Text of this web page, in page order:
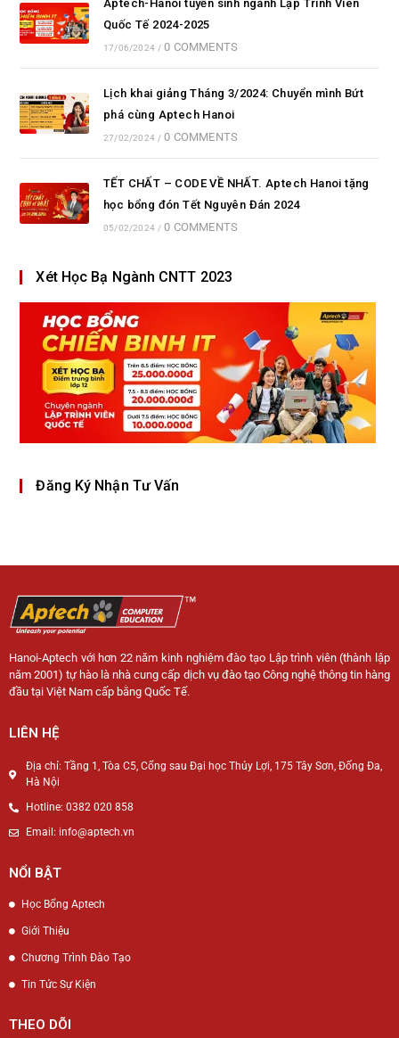
Aptech-Hanoi tuyển sinh ngành Lập Trình Viên
Quốc Tế 2024-2025
17/06/2024 / 0 COMMENTS
Lịch khai giảng Tháng 3/2024: Chuyển mình Bứt
phá cùng Aptech Hanoi
27/02/2024 / 0 COMMENTS
TẾT CHẤT – CODE VỀ NHẤT. Aptech Hanoi tặng
học bổng đón Tết Nguyên Đán 2024
05/02/2024 / 0 COMMENTS
Xét Học Bạ Ngành CNTT 2023
Đăng Ký Nhận Tư Vấn
Hanoi-Aptech với hơn 22 năm kinh nghiệm đào tạo Lập trình viên (thành lập
năm 2001) tự hào là nhà cung cấp dịch vụ đào tạo Công nghệ thông tin hàng
đầu tại Việt Nam cấp bằng Quốc Tế.
LIÊN HỆ
Địa chỉ: Tầng 1, Tòa C5, Cổng sau Đại học Thủy Lợi, 175 Tây Sơn, Đống Đa,
Hà Nội
Hotline: 0382 020 858
Email: info@aptech.vn
NỔI BẬT
Học Bổng Aptech
Giới Thiệu
Chương Trình Đào Tạo
Tin Tức Sự Kiện
THEO DÕI